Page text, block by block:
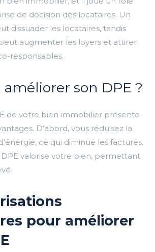
de décision des locataires. Un
dissuader les locataires, tandis
augmenter les loyers et attirer
responsables.
son DPE ?
de votre bien immobilier présente
D’abord, vous réduisez la
ce qui diminue les factures.
valorise votre bien, permettant
pour améliorer